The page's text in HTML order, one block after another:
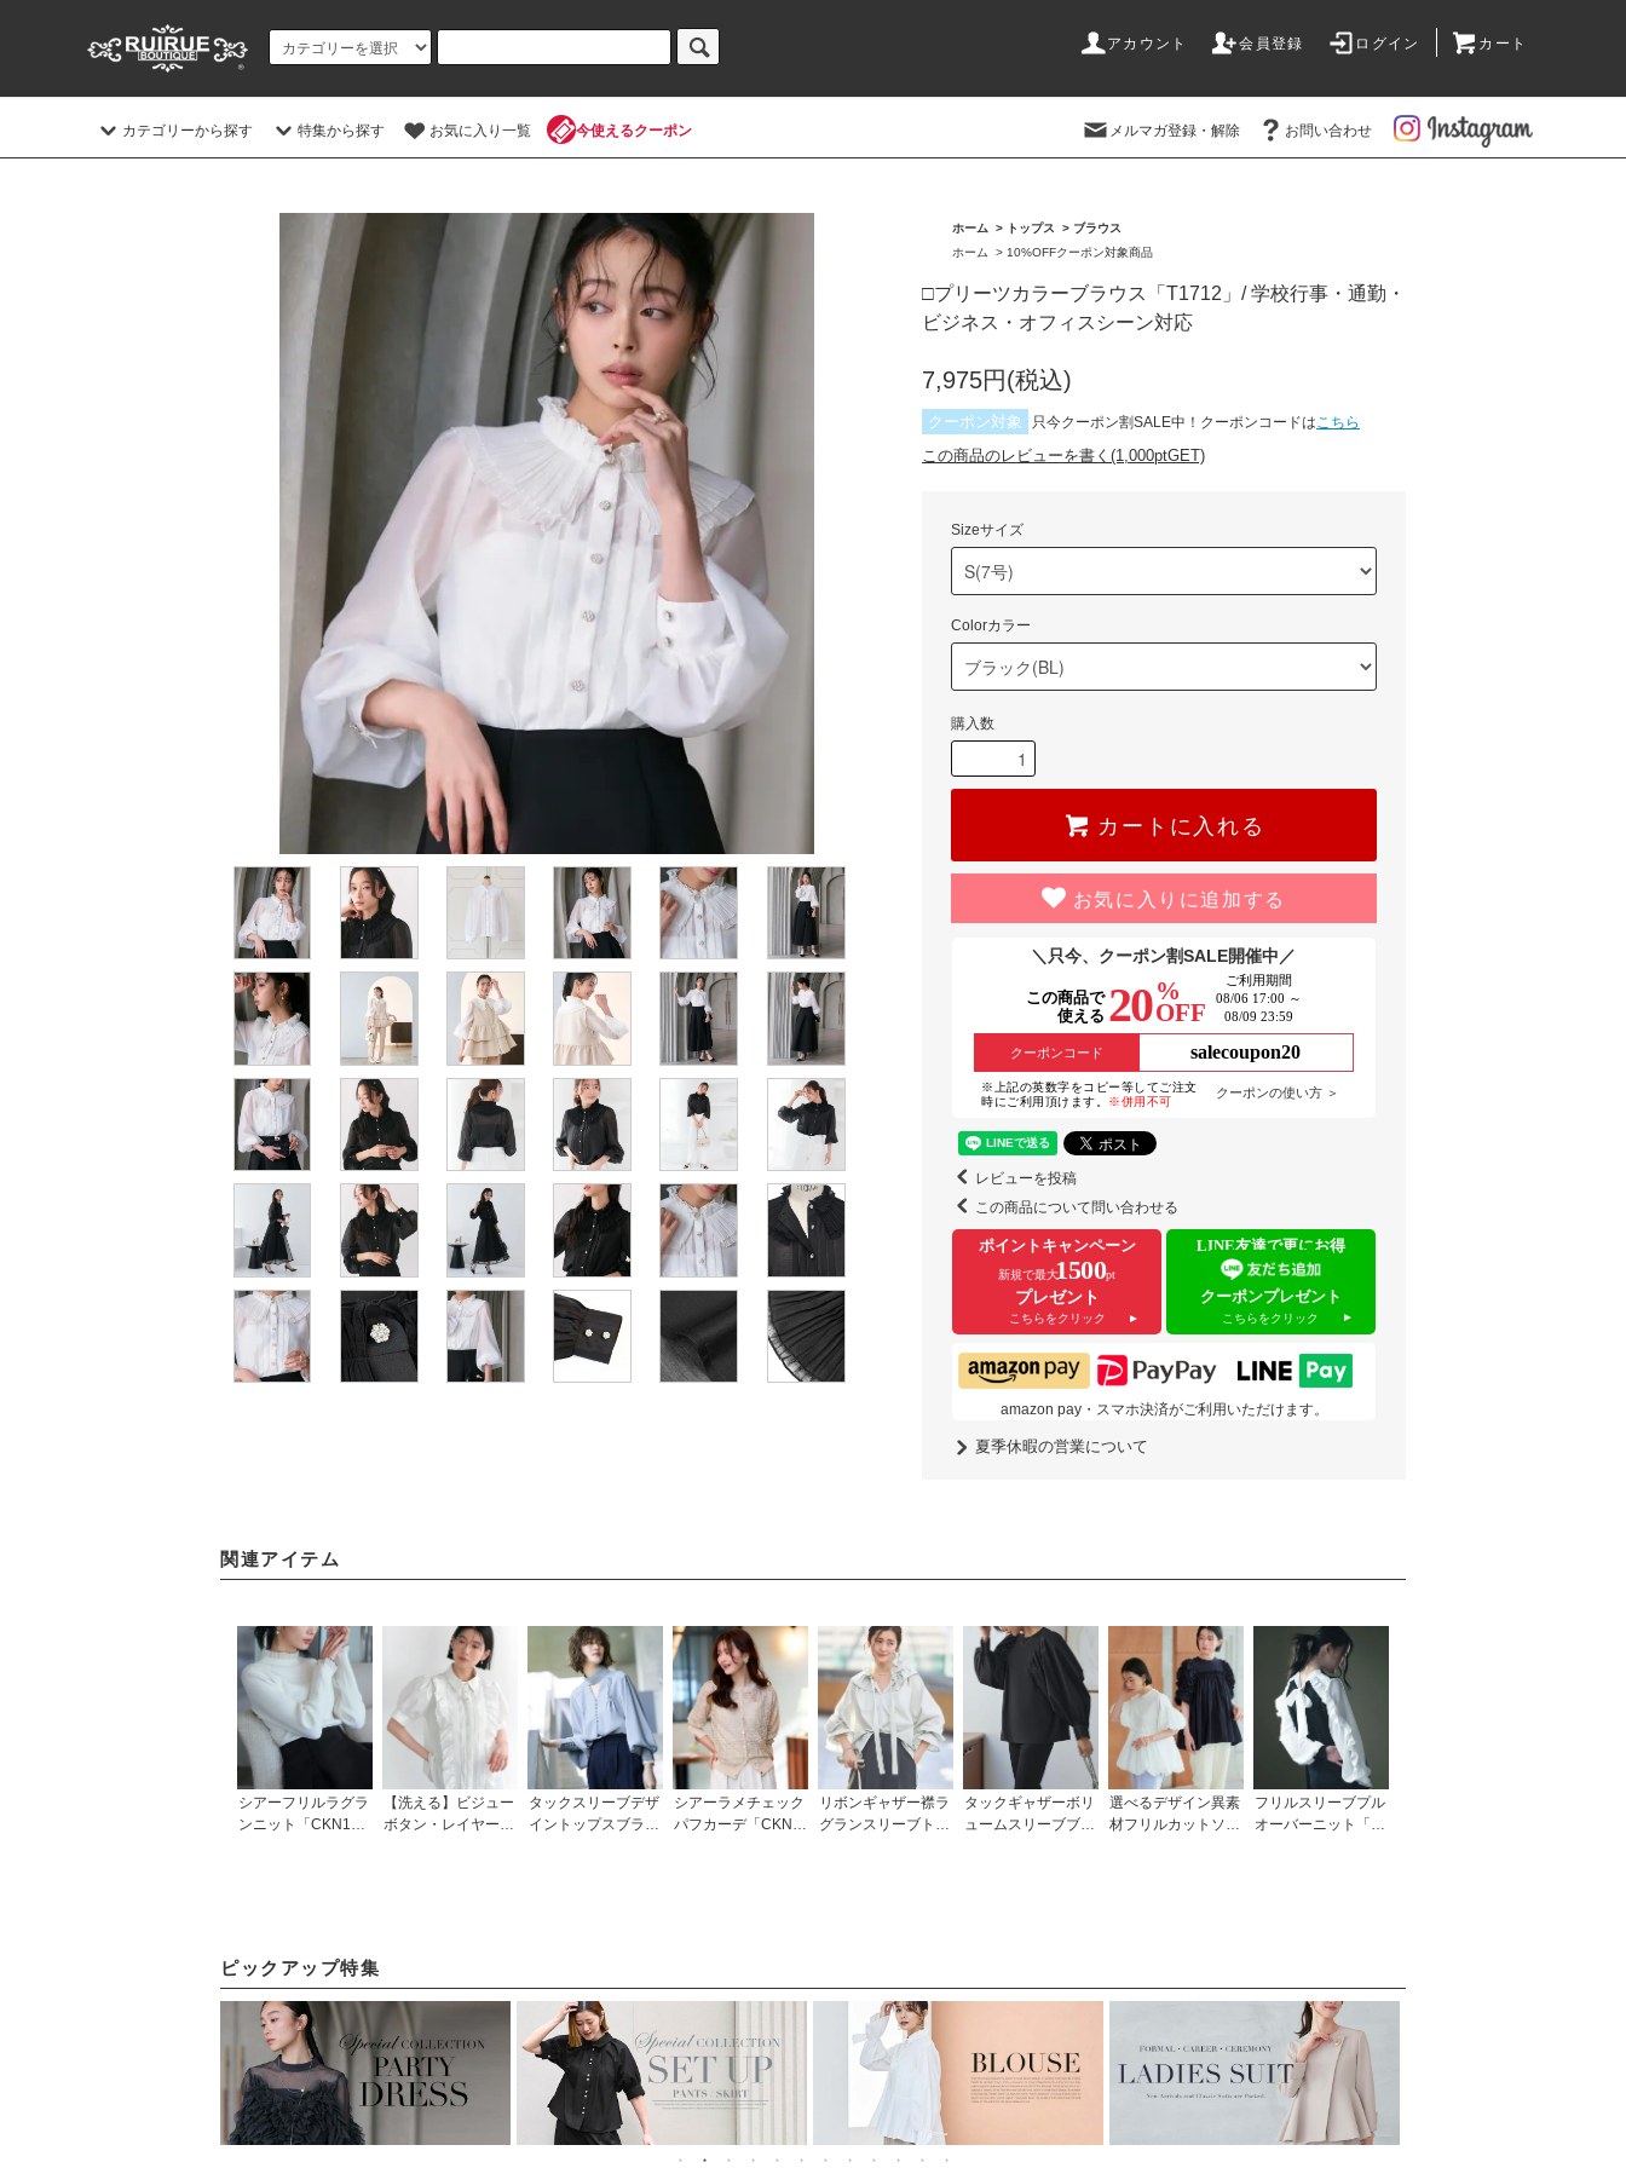
アカウント 会員登録 ログイン カート
カテゴリーから探す 特集から探す お気に入り一覧 今使えるクーポン メルマガ登録・解除 お問い合わせ
ホーム > トップス > ブラウス
ホーム
> 10%OFFクーポン対象商品
□プリーツカラーブラウス「T1712」/ 学校行事・通勤・
ビジネス・オフィスシーン対応
7,975円(税込)
クーポン対象 只今クーポン割SALE中！クーポンコードはこちら
この商品のレビューを書く(1,000ptGET)
Sizeサイズ
Colorカラー
購入数
カートに入れる
お気に入りに追加する
＼只今、クーポン割SALE開催中／
この商品で
使える 20 %
OFF
ご利用期間
08/06 17:00 ～
08/09 23:59
クーポンコード salecoupon20
※上記の英数字をコピー等してご注文
時にご利用頂けます。 ※併用不可
クーポンの使い方 ＞
レビューを投稿
この商品について問い合わせる
ポイントキャンペーン
新規で最大1500pt
プレゼント
こちらをクリック
LINE友達で更にお得
クーポンプレゼント
こちらをクリック
amazon pay・スマホ決済がご利用いただけます。
夏季休暇の営業について
関連アイテム
シアーフリルラグラ
ンニット「CKN144
【洗える】ビジュー
ボタン・レイヤーフ
タックスリーブデザ
イントップスブラウ
シアーラメチェック
パフカーデ「CKN1
リボンギャザー襟ラ
グランスリーブトッ
タックギャザーボリ
ュームスリーブブラ
選べるデザイン異素
材フリルカットソー
フリルスリーブプル
オーバーニット「C
ピックアップ特集